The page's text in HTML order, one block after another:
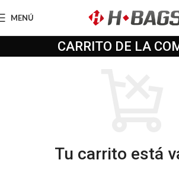
MENÚ
CARRITO DE LA
Tu carrito está